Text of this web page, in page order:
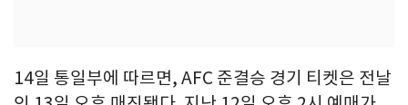
14일 통일부에 따르면, AFC 준결승 경기 티켓은 전날